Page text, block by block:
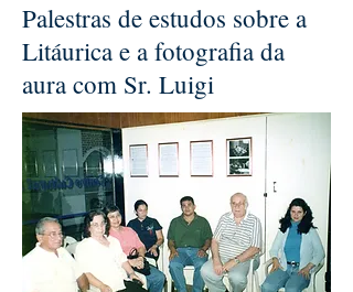
Palestras de estudos sobre a
Litáurica e a fotografia da
aura com Sr. Luigi